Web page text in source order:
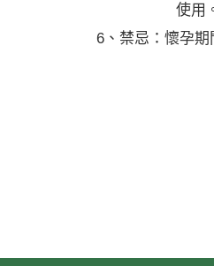
使用
6、禁忌：懷孕期